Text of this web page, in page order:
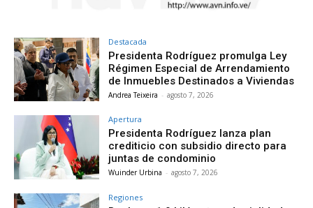
Destacada
Presidenta Rodríguez promulga Ley
Régimen Especial de Arrendamiento
de Inmuebles Destinados a Viviendas
Andrea Teixeira - agosto 7, 2026
Apertura
Presidenta Rodríguez lanza plan
crediticio con subsidio directo para
juntas de condominio
Wuinder Urbina - agosto 7, 2026
Regiones